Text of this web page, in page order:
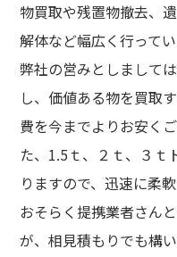
物買取や残置物撤去、
解体など幅広く行ってい
弊社の営みとしまして
し、価値ある物を買取
費を今までよりお安く
た、1.5ｔ、２ｔ、３ｔ
りますので、迅速に柔
おそらく提携業者さん
が、相見積もりでも構